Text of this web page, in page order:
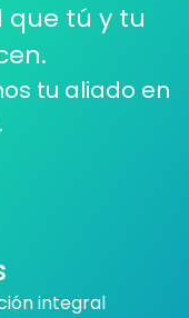
que tú y tu
tu aliado en
integral